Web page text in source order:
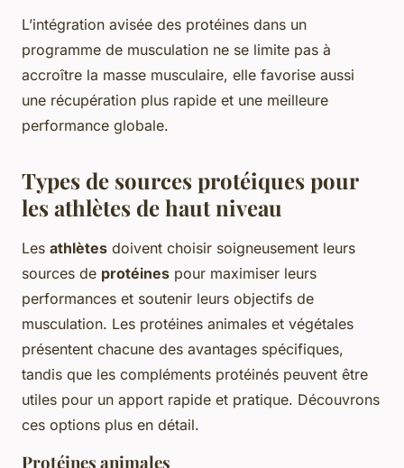
L’intégration avisée des protéines dans un
programme de musculation ne se limite pas à
accroître la masse musculaire, elle favorise aussi
une récupération plus rapide et une meilleure
performance globale.
Types de sources protéiques pour
les athlètes de haut niveau
Les athlètes doivent choisir soigneusement leurs
sources de protéines pour maximiser leurs
performances et soutenir leurs objectifs de
musculation. Les protéines animales et végétales
présentent chacune des avantages spécifiques,
tandis que les compléments protéinés peuvent être
utiles pour un apport rapide et pratique. Découvrons
ces options plus en détail.
Protéines animales